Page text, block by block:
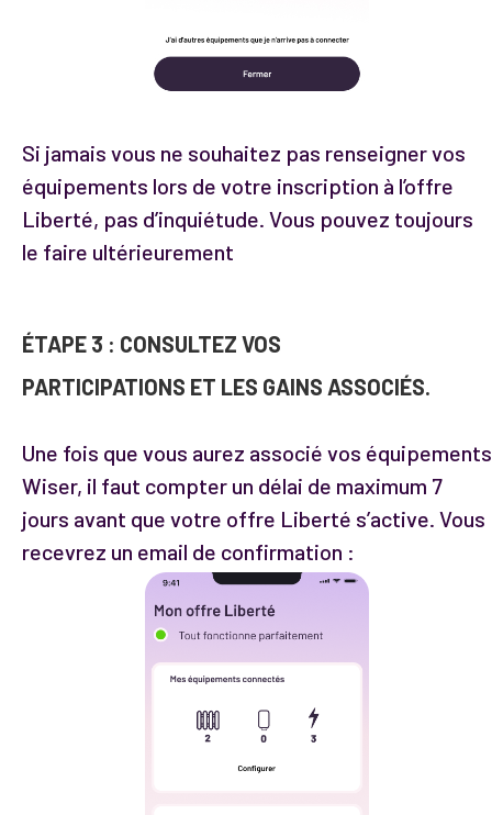
Si jamais vous ne souhaitez pas renseigner vos
équipements lors de votre inscription à l’offre
Liberté, pas d’inquiétude. Vous pouvez toujours
le faire ultérieurement
ÉTAPE 3 : CONSULTEZ VOS
PARTICIPATIONS ET LES GAINS ASSOCIÉS.
Une fois que vous aurez associé vos équipements
Wiser, il faut compter un délai de maximum 7
jours avant que votre offre Liberté s’active. Vous
recevrez un email de confirmation :